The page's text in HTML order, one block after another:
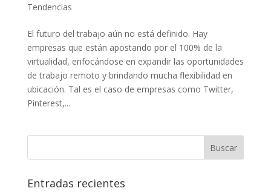
Tendencias
El futuro del trabajo aún no está definido. Hay
empresas que están apostando por el 100% de la
virtualidad, enfocándose en expandir las oportunidades
de trabajo remoto y brindando mucha flexibilidad en
ubicación. Tal es el caso de empresas como Twitter,
Pinterest,...
Entradas recientes